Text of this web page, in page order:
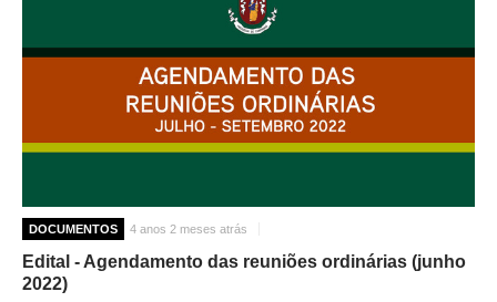
DOCUMENTOS 4 anos 2 meses atrás
Edital - Agendamento das reuniões ordinárias (junho
2022)